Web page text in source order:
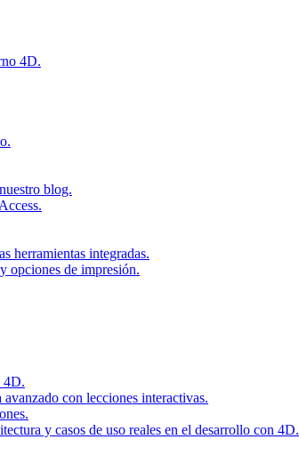
4D.
blog.
herramientas integradas.
opciones de impresión.
4D.
con lecciones interactivas.
y casos de uso reales en el desarrollo con 4D.